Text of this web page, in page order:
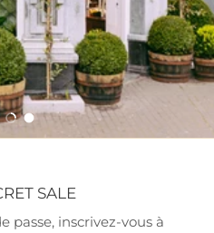
la diapositive 1 de 3
Charger la diapositive 2 de 3
Charger la diapositive 3 de
SALE
passe, inscrivez-vous à